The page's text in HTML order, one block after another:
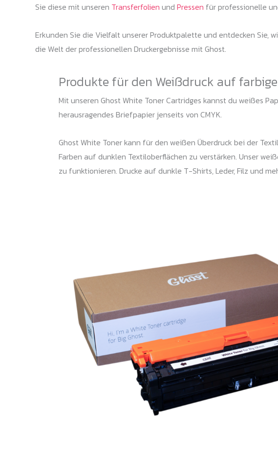
Sie diese mit unseren Transferfolien und Pressen für professionelle
Erkunden Sie die Vielfalt unserer Produktpalette und entdecken Sie,
die Welt der professionellen Druckergebnisse mit Ghost.
Produkte für den Weißdruck auf
Mit unseren Ghost White Toner Cartridges kannst du weißes
herausragendes Briefpapier jenseits von CMYK.
Ghost White Toner kann für den weißen Überdruck bei der
Farben auf dunklen Textiloberflächen zu verstärken. Unser
zu funktionieren. Drucke auf dunkle T-Shirts, Leder, Filz und